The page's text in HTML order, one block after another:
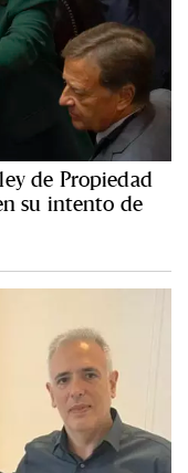
de Propiedad
su intento de